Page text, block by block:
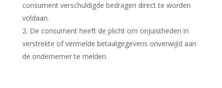
consument verschuldigde bedragen direct te worden
voldaan.
De consument heeft de plicht om onjuistheden in
verstrekte of vermelde betaalgegevens onverwijld aan
de ondernemer te melden.